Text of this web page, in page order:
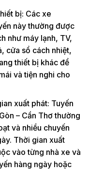
bị: Các xe
này thường được
như máy lạnh, TV,
cửa sổ cách nhiệt,
thiết bị khác để
và tiện nghi cho
xuất phát: Tuyến
– Cần Thơ thường
và nhiều chuyến
Thời gian xuất
vào từng nhà xe và
hàng ngày hoặc